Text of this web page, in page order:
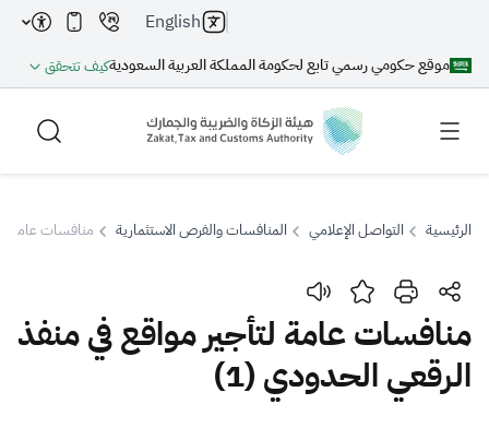
موقع حكومي رسمي تابع لحكومة المملكة العربية السعوديةكيف تتحقق
English
بحث
بحث بحث AI
الرئيسية التواصل الإعلامي المنافسات والفرص الاستثمارية منافسات عامة
منافسات عامة لتأجير مواقع في منفذ
الرقعي الحدودي (1)